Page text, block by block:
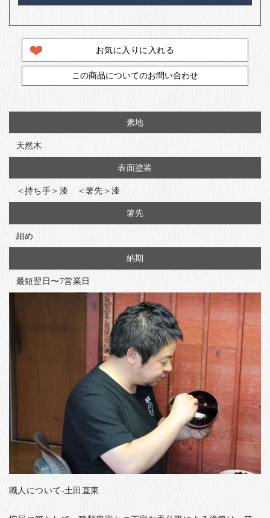
お気に入りに入れる
この商品についてのお問い合わせ
素地
天然木
表面塗装
＜持ち手＞漆 ＜箸先＞漆
箸先
細め
納期
最短翌日〜7営業日
職人について-土田直東